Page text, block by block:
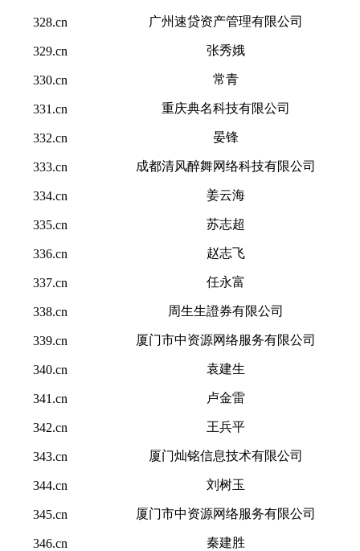
328.cn 广州速贷资产管理有限公司
329.cn 张秀娥
330.cn 常青
331.cn 重庆典名科技有限公司
332.cn 晏锋
333.cn 成都清风醉舞网络科技有限公司
334.cn 姜云海
335.cn 苏志超
336.cn 赵志飞
337.cn 任永富
338.cn 周生生證券有限公司
339.cn 厦门市中资源网络服务有限公司
340.cn 袁建生
341.cn 卢金雷
342.cn 王兵平
343.cn 厦门灿铭信息技术有限公司
344.cn 刘树玉
345.cn 厦门市中资源网络服务有限公司
346.cn 秦建胜